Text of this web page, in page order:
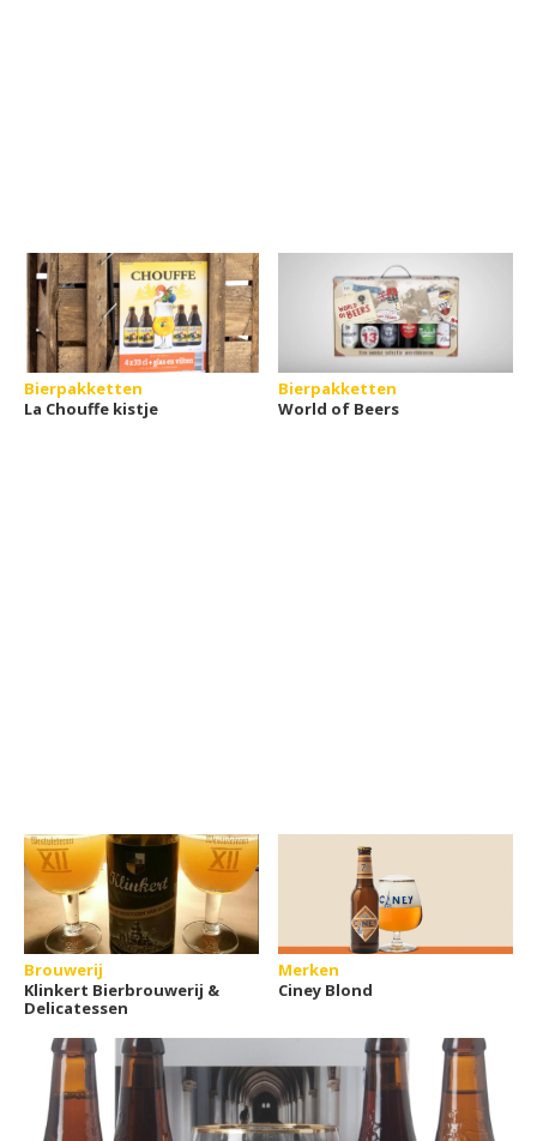
Bierpakketten
La Chouffe kistje
Bierpakketten
World of Beers
Brouwerij
Klinkert Bierbrouwerij &
Delicatessen
Merken
Ciney Blond